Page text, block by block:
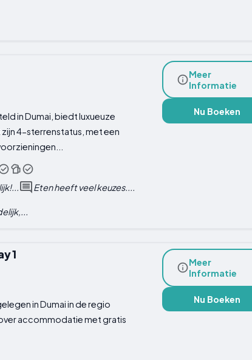
in Dumai, biedt luxueuze
4-sterrenstatus, met een
Eten heeft veel keuzes....
Meer
Informatie
Nu Boeken
1
in Dumai in de regio
accommodatie met gratis
Meer
Informatie
Nu Boeken